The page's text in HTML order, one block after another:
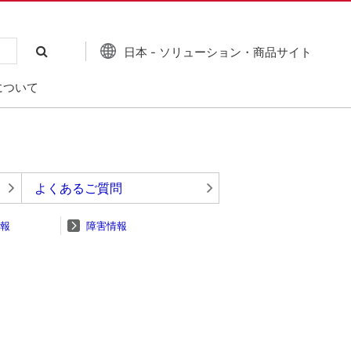
ついて
日本 - ソリューション・商品サイト
よくあるご質問
障害情報